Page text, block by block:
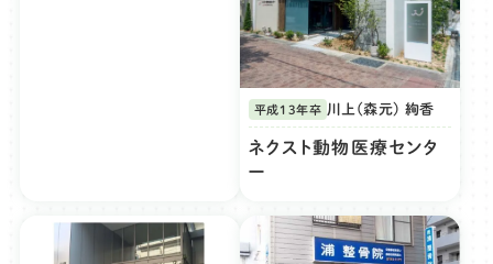
平成13年卒 川上(森元) 絢香
ネクスト動物医療センタ
ー